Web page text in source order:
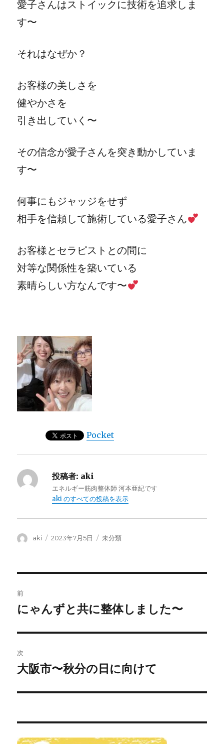
愛子さんはストイックに技術を追求しま
す〜
それはなぜか？
お客様の美しさを
健やかさを
引き出していく〜
その信念が愛子さんを突き動かしていま
す〜
何事にもジャッジをせず
相手を信頼して施術している愛子さん
お客様とセラピストとの間に
対等な関係性を築いている
素晴らしい方なんです〜
Pocket
投稿者: aki
エネルギー筋肉整体師 河本亜紀です
aki のすべての投稿を表示
投
aki
投
2023年7月5日
カ
未分類
稿
ビ
ゲ
ー
前
前
投
稿:
にゃんずと共に整体しました〜
次
次
投
大阪市〜秋分の日に向けて